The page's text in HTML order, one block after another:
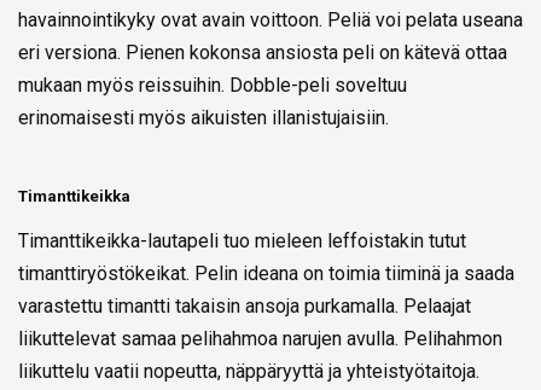
havainnointikyky ovat avain voittoon. Peliä voi pelata useana
eri versiona. Pienen kokonsa ansiosta peli on kätevä ottaa
mukaan myös reissuihin. Dobble-peli soveltuu
erinomaisesti myös aikuisten illanistujaisiin.
Timanttikeikka
Timanttikeikka-lautapeli tuo mieleen leffoistakin tutut
timanttiryöstökeikat. Pelin ideana on toimia tiiminä ja saada
varastettu timantti takaisin ansoja purkamalla. Pelaajat
liikuttelevat samaa pelihahmoa narujen avulla. Pelihahmon
liikuttelu vaatii nopeutta, näppäryyttä ja yhteistyötaitoja.